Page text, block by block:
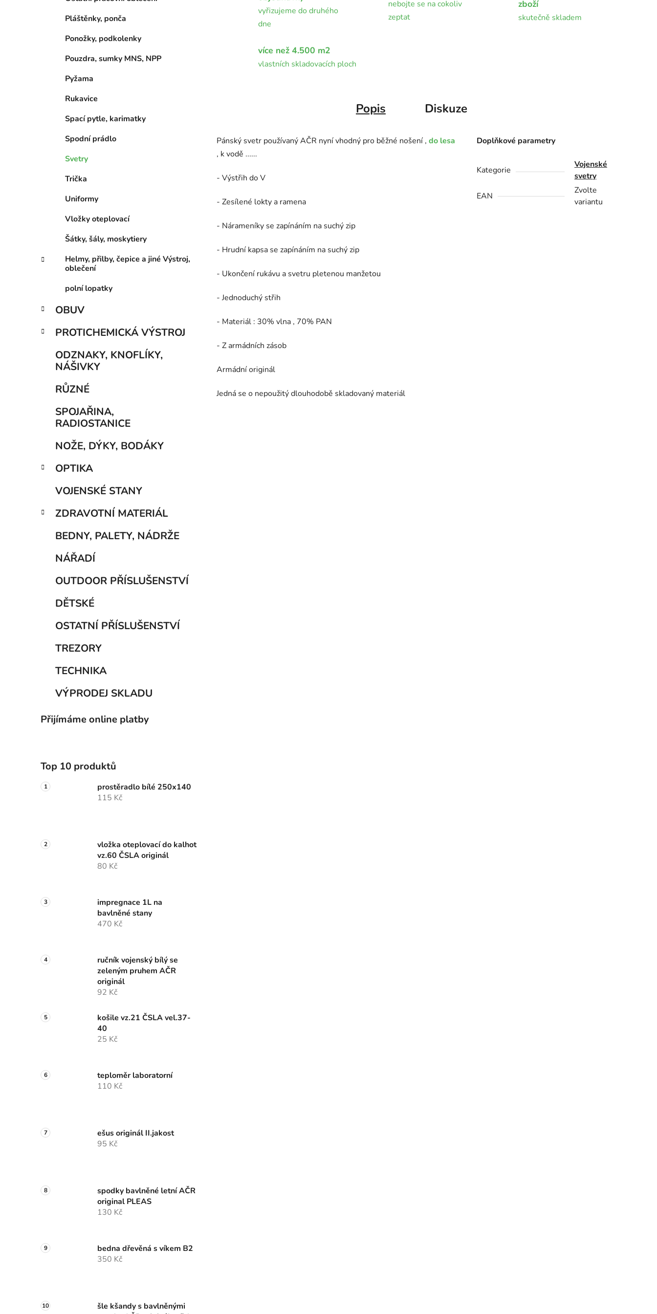
Pláštěnky, ponča
Ponožky, podkolenky
Pouzdra, sumky MNS, NPP
Pyžama
Rukavice
Spací pytle, karimatky
Spodní prádlo
Svetry
Trička
Uniformy
Vložky oteplovací
Šátky, šály, moskytiery
Helmy, přilby, čepice a jiné Výstroj,
oblečení
polní lopatky
OBUV
PROTICHEMICKÁ VÝSTROJ
ODZNAKY, KNOFLÍKY,
NÁŠIVKY
RŮZNÉ
SPOJAŘINA,
RADIOSTANICE
NOŽE, DÝKY, BODÁKY
OPTIKA
VOJENSKÉ STANY
ZDRAVOTNÍ MATERIÁL
BEDNY, PALETY, NÁDRŽE
NÁŘADÍ
OUTDOOR PŘÍSLUŠENSTVÍ
DĚTSKÉ
OSTATNÍ PŘÍSLUŠENSTVÍ
TREZORY
TECHNIKA
VÝPRODEJ SKLADU
Přijímáme online platby
Top 10 produktů
prostěradlo bílé 250x140
115 Kč
vložka oteplovací do kalhot
vz.60 ČSLA originál
80 Kč
impregnace 1L na
bavlněné stany
470 Kč
ručník vojenský bílý se
zeleným pruhem AČR
originál
92 Kč
košile vz.21 ČSLA vel.37-
40
25 Kč
teploměr laboratorní
110 Kč
ešus originál II.jakost
95 Kč
spodky bavlněné letní AČR
original PLEAS
130 Kč
bedna dřevěná s víkem B2
350 Kč
šle kšandy s bavlněnými
vyřizujeme do druhého
dne
nebojte se na cokoliv
zeptat
zboží
skutečně skladem
více než 4.500 m2
vlastních skladovacích ploch
Popis Diskuze
Pánský svetr používaný AČR nyní vhodný pro běžné nošení , do lesa
, k vodě ......
- Výstřih do V
- Zesílené lokty a ramena
- Nárameníky se zapínáním na suchý zip
- Hrudní kapsa se zapínáním na suchý zip
- Ukončení rukávu a svetru pletenou manžetou
- Jednoduchý střih
- Materiál : 30% vlna , 70% PAN
- Z armádních zásob
Armádní originál
Jedná se o nepoužitý dlouhodobě skladovaný materiál
Doplňkové parametry
Kategorie
Vojenské
svetry
EAN
Zvolte
variantu